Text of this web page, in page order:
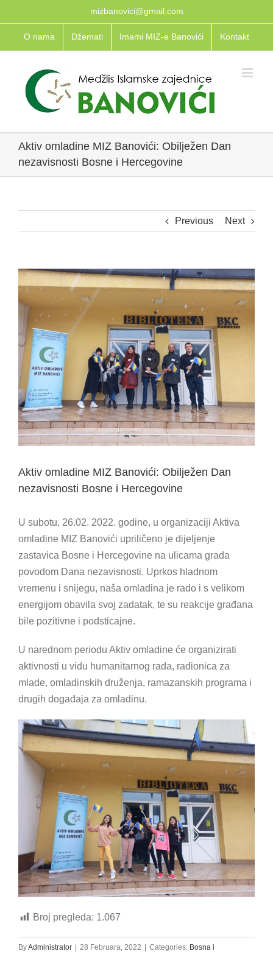
to
content
mizbanovici@gmail.com
O nama Džemati Imami MIZ-e Banovići Kontakt
Aktiv omladine MIZ Banovići: Obilježen Dan
nezavisnosti Bosne i Hercegovine
Previous Next
View
Larger
Image
Aktiv omladine MIZ Banovići: Obilježen Dan
nezavisnosti Bosne i Hercegovine
U subotu, 26.02. 2022. godine, u organizaciji Aktiva
omladine MIZ Banovići upriličeno je dijeljenje
zastavica Bosne i Hercegovine na ulicama grada
povodom Dana nezavisnosti. Uprkos hladnom
vremenu i snijegu, naša omladina je rado i s velikom
energijom obavila svoj zadatak, te su reakcije građana
bile pozitivne i podsticajne.
U narednom periodu Aktiv omladine će organizirati
aktivnosti u vidu humanitarnog rada, radionica za
mlade, omladinskih druženja, ramazanskih programa i
drugih događaja za omladinu.
Broj pregleda: 1.067
ByAdministrator | 28 Februara, 2022 | Categories: Bosna i